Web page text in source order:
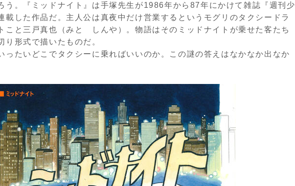
う。『ミッドナイト』は手塚先生が1986年から 87年にかけて雑誌『週刊少
載した作品だ。主人公は真夜中だけ営業するというモグリのタクシードラ
こと三戸真也（みと しんや）。物語はそのミッドナイトが乗せた客たち
り形式で描いたものだ。
たいどこでタクシーに乗ればいいのか。この謎の答えはなかなか出なか